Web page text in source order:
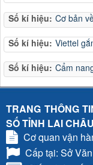
Số kí hiệu: Cơ bản
Số kí hiệu: Viettel
Số kí hiệu: Cẩm
TRANG THÔNG
SỐ TỈNH LAI CHÂU
Cơ quan vận
Cấp tại: Sở